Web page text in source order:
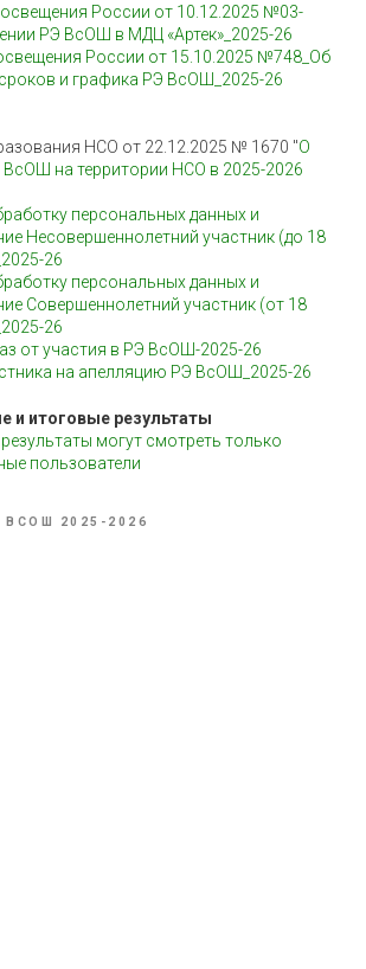
России от 10.12.2025 №03-
РЭ ВсОШ в МДЦ «Артек»_2025-26
России от 15.10.2025 №748_Об
и графика РЭ ВсОШ_2025-26
НСО от 22.12.2025 № 1670 "О
ВсОШ на территории НСО в 2025-2026
персональных данных и
Несовершеннолетний участник (до 18
26
персональных данных и
Совершеннолетний участник (от 18
26
от участия в РЭ ВсОШ-2025-26
на апелляцию РЭ ВсОШ_2025-26
и итоговые результаты
могут смотреть только
пользователи
ВСОШ 2025-2026